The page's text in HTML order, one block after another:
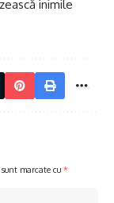
inimile
marcate cu *